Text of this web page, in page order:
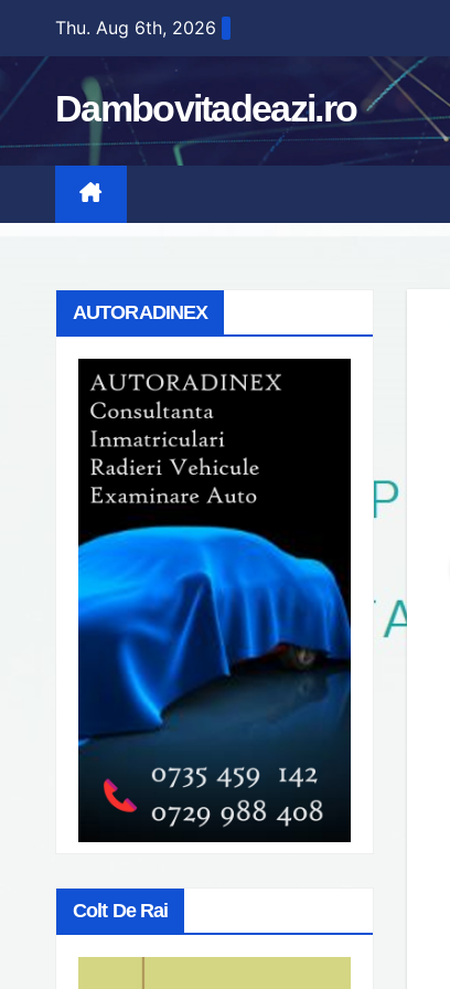
content
Thu. Aug 6th, 2026
Dambovitadeazi.ro
AUTORADINEX
Colt De Rai